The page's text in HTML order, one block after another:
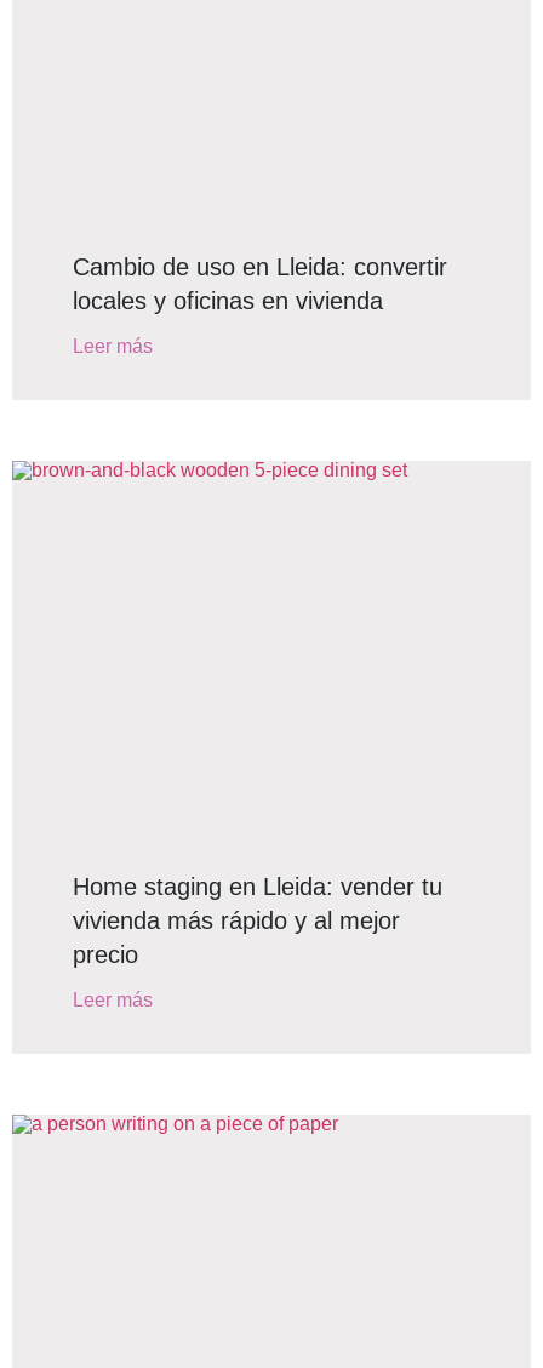
Cambio de uso en Lleida: convertir
locales y oficinas en vivienda
Leer más
Home staging en Lleida: vender tu
vivienda más rápido y al mejor
precio
Leer más